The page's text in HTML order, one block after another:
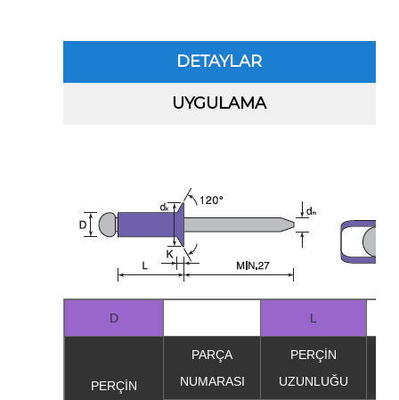
DETAYLAR
UYGULAMA
D L
PERÇİN
PARÇA
NUMARASI
PERÇİN
UZUNLUĞU